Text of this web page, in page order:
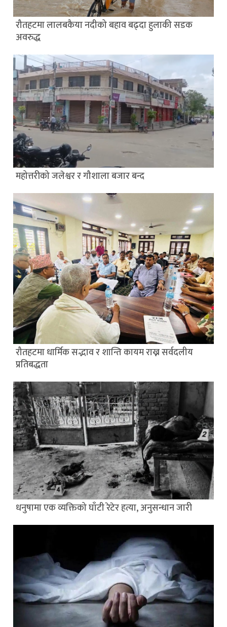
रौतहटमा लालबकैया नदीको बहाव बढ्दा हुलाकी सडक
अवरुद्ध
महोत्तरीको जलेश्वर र गौशाला बजार बन्द
रौतहटमा धार्मिक सद्भाव र शान्ति कायम राख्न सर्वदलीय
प्रतिबद्धता
धनुषामा एक व्यक्तिको घाँटी रेटेर हत्या, अनुसन्धान जारी